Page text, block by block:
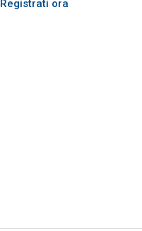
Registrati ora